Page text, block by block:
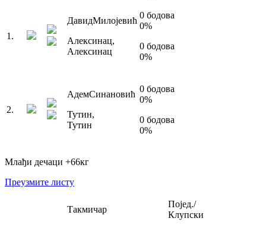
1 .
ДавидМилојевић
Алексинац,
Алексинац
0 бодова
0%
0 бодова
0%
2.
АдемСинановић
Тутин,
Тутин
0 бодова
0%
0 бодова
0%
Млађи дечаци +66кг
Преузмите листу
Такмичар
Појед./
Клупски